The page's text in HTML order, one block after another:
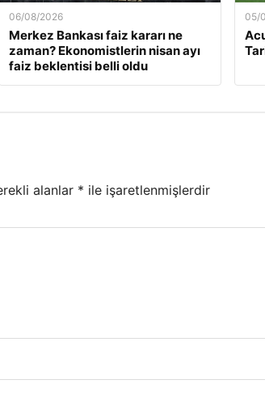
06/08/2026
Merkez Bankası faiz kararı ne
zaman? Ekonomistlerin nisan ayı
faiz beklentisi belli oldu
05/
alanlar * ile işaretlenmişlerdir